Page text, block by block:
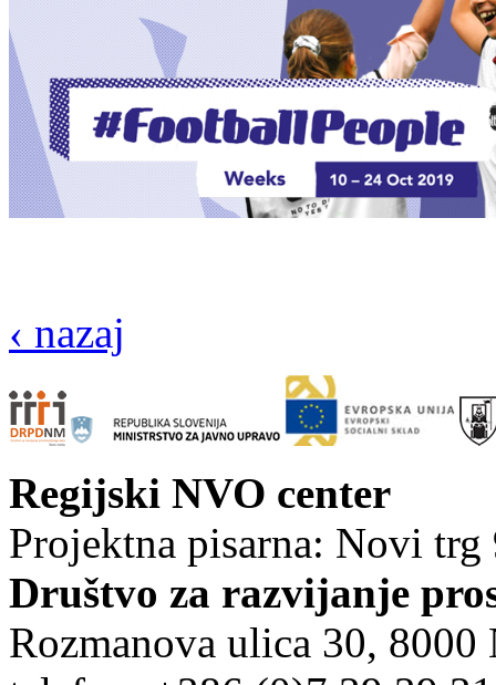
‹ nazaj
Regijski NVO center
Projektna pisarna: Novi
Društvo za razvijanje
Rozmanova ulica 30, 8000